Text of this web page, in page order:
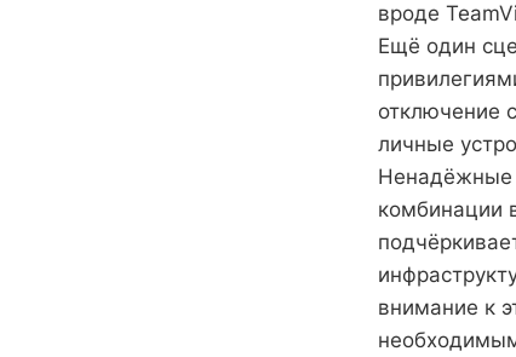
вроде
Ещё один
отключение
личные
Ненадёжные
комбинации
внимание к